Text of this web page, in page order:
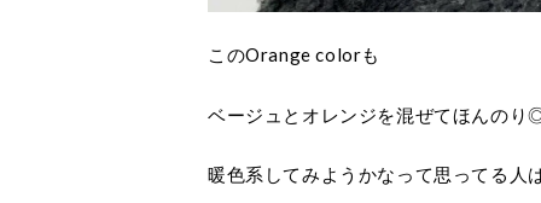
このOrange colorも
ベージュとオレンジを混ぜてほんのり
暖色系してみようかなって思ってる人